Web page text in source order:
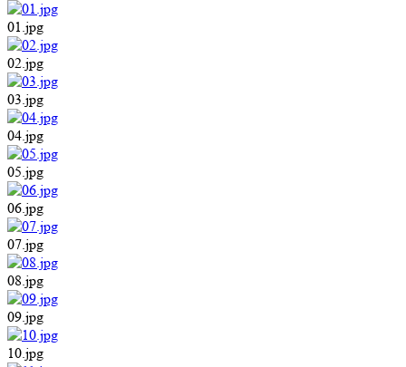
01.jpg
02.jpg
03.jpg
04.jpg
05.jpg
06.jpg
07.jpg
08.jpg
09.jpg
10.jpg